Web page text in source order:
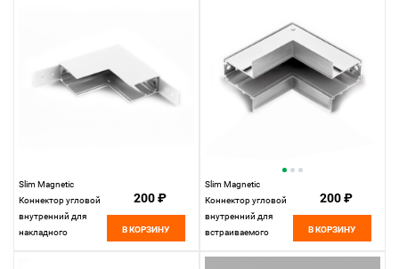
Slim Magnetic
Коннектор угловой
внутренний для
накладного
200 ₽
В КОРЗИНУ
Slim Magnetic
Коннектор угловой
внутренний для
встраиваемого
200 ₽
В КОРЗИНУ